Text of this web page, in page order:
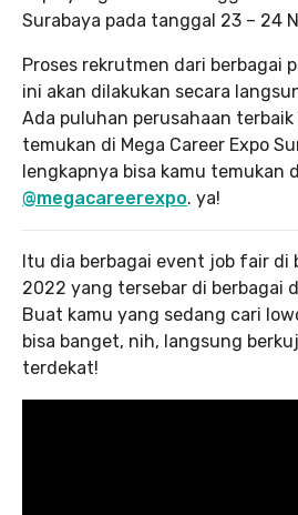
Surabaya pada tanggal 23 – 24
Proses rekrutmen dari berbagai
ini akan dilakukan secara
Ada puluhan perusahaan terbaik
temukan di Mega Career Expo
lengkapnya bisa kamu temukan
@megacareerexpo. ya!
Itu dia berbagai event job fair di
2022 yang tersebar di berbagai
Buat kamu yang sedang cari
bisa banget, nih, langsung
terdekat!